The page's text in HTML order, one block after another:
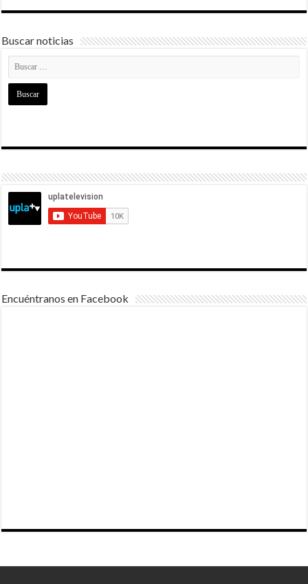
Buscar noticias
Encuéntranos en Facebook